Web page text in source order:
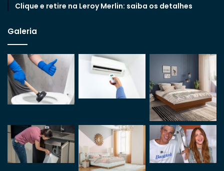
Clique e retire na Leroy Merlin: saiba os detalhes
Galeria